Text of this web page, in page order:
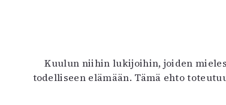
Kuulun niihin lukijoihin, joiden
todelliseen elämään. Tämä ehto